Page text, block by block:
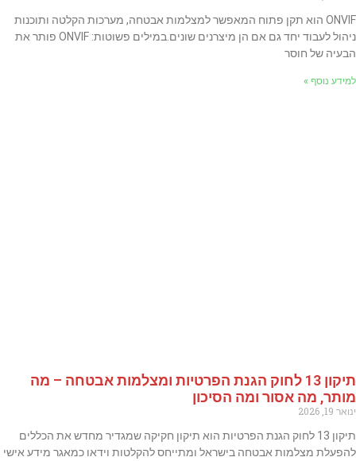
ONVIF הוא תקן פתוח המאפשר למצלמות אבטחה, מערכות הקלטה ותוכנות
ניהול לעבוד יחד גם אם הן מיצרנים שונים.במילים פשוטות: ONVIF פותר את
הבעיה של חוסר
למידע נוסף »
תיקון 13 לחוק הגנת הפרטיות ומצלמות אבטחה – מה
מותר, מה אסור ומה הסיכון
ינואר 19, 2026
תיקון 13 לחוק הגנת הפרטיות הוא תיקון חקיקה שמגדיר מחדש את הכללים
להפעלת מצלמות אבטחה בישראל ומתייחס להקלטות וידאו כמאגר מידע אישי